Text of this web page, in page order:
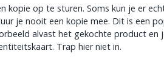
kopie op te sturen. Soms kun je er
je nooit een kopie mee. Dit is een
alvast het gekochte product en
Trap hier niet in.